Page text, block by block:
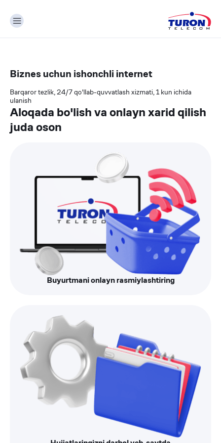
Biznes uchun ishonchli internet
Barqaror tezlik, 24/7 qo'llab-quvvatlash xizmati, 1 kun ichida
ulanish
Aloqada bo'lish va onlayn xarid qilish
juda oson
Buyurtmani onlayn rasmiylashtiring